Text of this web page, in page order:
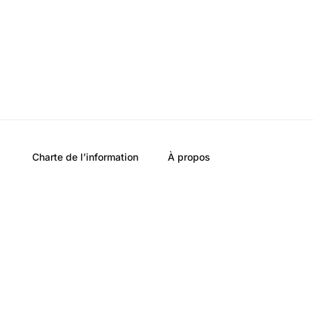
Charte de l’information À propos